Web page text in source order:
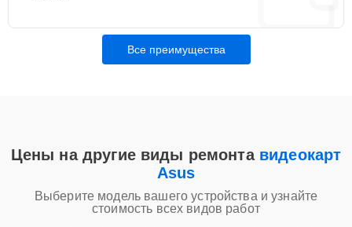
Все преимущества
Цены на другие виды ремонта видеокарт
Asus
Выберите модель вашего устройства и узнайте
стоимость всех видов работ